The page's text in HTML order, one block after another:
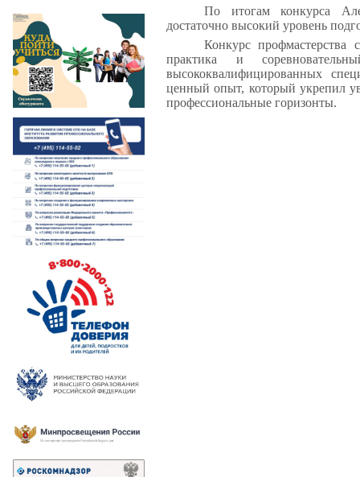
По итогам конкурса
достаточно высокий уровень
Конкурс профмастерства
практика и
высококвалифицированных
ценный опыт, который укрепил
профессиональные горизонты.